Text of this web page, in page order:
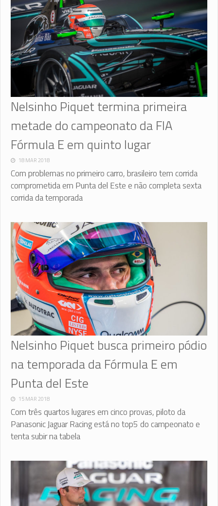
Nelsinho Piquet termina primeira
metade do campeonato da FIA
Fórmula E em quinto lugar
18 MAR 2018
Com problemas no primeiro carro, brasileiro tem corrida
comprometida em Punta del Este e não completa sexta
corrida da temporada
Nelsinho Piquet busca primeiro pódio
na temporada da Fórmula E em
Punta del Este
15 MAR 2018
Com três quartos lugares em cinco provas, piloto da
Panasonic Jaguar Racing está no top5 do campeonato e
tenta subir na tabela